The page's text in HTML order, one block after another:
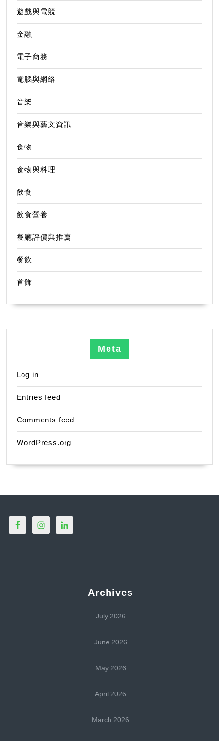
遊戲與電競
金融
電子商務
電腦與網絡
音樂
音樂與藝文資訊
食物
食物與料理
飲食
飲食營養
餐廳評價與推薦
餐飲
首飾
Meta
Log in
Entries feed
Comments feed
WordPress.org
Archives
July 2026
June 2026
May 2026
April 2026
March 2026